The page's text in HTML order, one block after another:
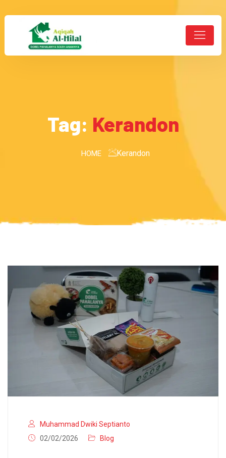
Tag: Kerandon
HOME Kerandon
Muhammad Dwiki Septianto
02/02/2026
Blog